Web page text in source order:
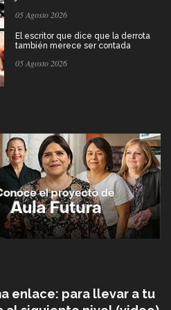
05 Agosto 2026
El escritor que dice que la derrota
también merece ser contada
05 Agosto 2026
enlace: para llevar a tu